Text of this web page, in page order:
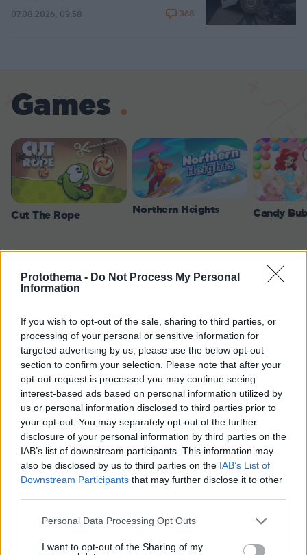
Protothema - Do Not Process My Personal
Information
If you wish to opt-out of the sale, sharing to third parties, or
processing of your personal or sensitive information for
targeted advertising by us, please use the below opt-out
section to confirm your selection. Please note that after your
opt-out request is processed you may continue seeing
interest-based ads based on personal information utilized by
us or personal information disclosed to third parties prior to
your opt-out. You may separately opt-out of the further
disclosure of your personal information by third parties on the
IAB’s list of downstream participants. This information may
also be disclosed by us to third parties on the IAB’s List of
Downstream Participants that may further disclose it to other
Please note that this website/app uses one or more Google
not limited to your visit or usage behaviour. You may click to
Personal Data Processing Opt Outs
I want to opt-out of the Sharing of my
07.08.2026, 09:58 368
Games
Cut The Rope Northern Heights Candy